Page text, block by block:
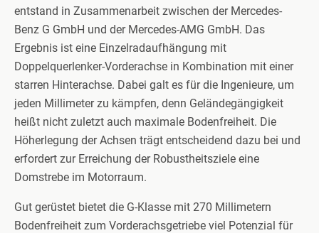
entstand in Zusammenarbeit zwischen der Mercedes-
Benz G GmbH und der Mercedes-AMG GmbH. Das
Ergebnis ist eine Einzelradaufhängung mit
Doppelquerlenker-Vorderachse in Kombination mit einer
starren Hinterachse. Dabei galt es für die Ingenieure, um
jeden Millimeter zu kämpfen, denn Geländegängigkeit
heißt nicht zuletzt auch maximale Bodenfreiheit. Die
Höherlegung der Achsen trägt entscheidend dazu bei und
erfordert zur Erreichung der Robustheitsziele eine
Domstrebe im Motorraum.
Gut gerüstet bietet die G-Klasse mit 270 Millimetern
Bodenfreiheit zum Vorderachsgetriebe viel Potenzial für